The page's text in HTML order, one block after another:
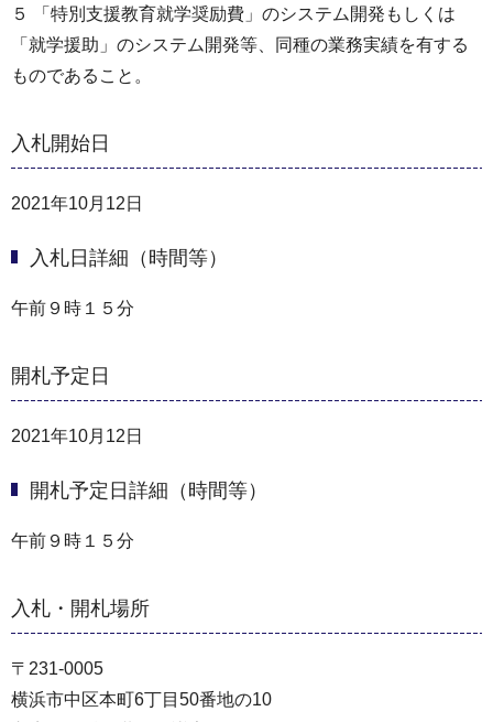
５ 「特別支援教育就学奨励費」のシステム開発もしくは
「就学援助」のシステム開発等、同種の業務実績を有する
ものであること。
入札開始日
2021年10月12日
入札日詳細（時間等）
午前９時１５分
開札予定日
2021年10月12日
開札予定日詳細（時間等）
午前９時１５分
入札・開札場所
〒231-0005
横浜市中区本町6丁目50番地の10